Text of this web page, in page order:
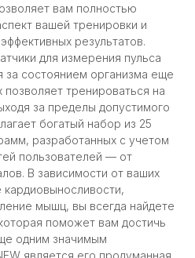
вам полностью
вашей тренировки и
результатов.
для измерения пульса
за состоянием организма еще
тренироваться на
за пределы допустимого
богатый набор из 25
разработанных с учетом
пользователей — от
В зависимости от ваших
мышц, вы всегда найдете
поможет вам достичь
одним значимым
является его продуманная